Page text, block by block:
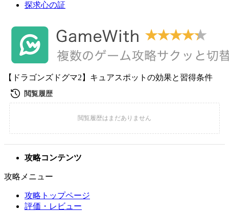
探求心の証
【ドラゴンズドグマ2】キュアスポットの効果と習得条件
攻略コンテンツ
攻略メニュー
攻略トップページ
評価・レビュー